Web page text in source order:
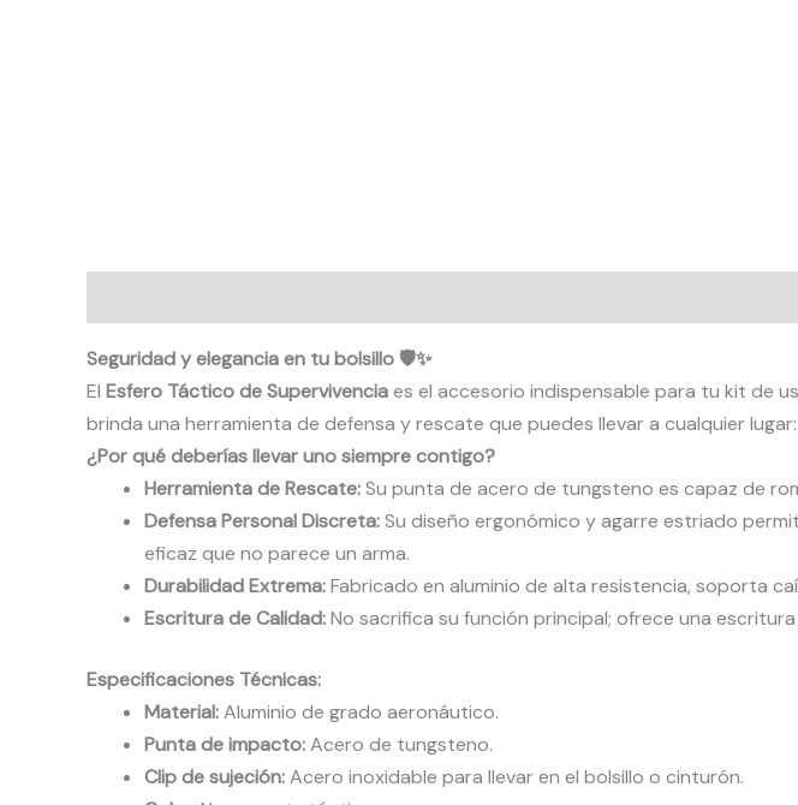
Seguridad y elegancia en tu bolsillo 🛡️✨
El Esfero Táctico de Supervivenciaes el accesorio indispensable para tu kit de
brinda una herramienta de defensa y rescate que puedes llevar a cualquier
¿Por qué deberías llevar uno siempre contigo?
Herramienta de Rescate:Su punta de acero de tungsteno es capaz de
Defensa Personal Discreta:Su diseño ergonómico y agarre estriado
eficaz que no parece un arma.
Durabilidad Extrema:Fabricado en aluminio de alta resistencia, soporta
Escritura de Calidad:No sacrifica su función principal; ofrece una
Especificaciones Técnicas:
Material:Aluminio de grado aeronáutico.
Punta de impacto:Acero de tungsteno.
Clip de sujeción:Acero inoxidable para llevar en el bolsillo o cinturón.